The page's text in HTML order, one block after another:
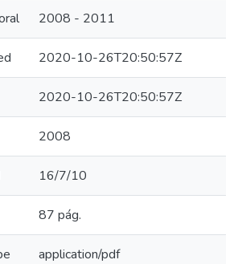
2008 - 2011
2020-10-26T20:50:57Z
2020-10-26T20:50:57Z
2008
16/7/10
87 pág.
application/pdf